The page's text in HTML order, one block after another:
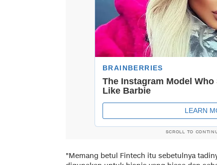
SCROLL TO
"Memang betul Fintech itu sebetulnya